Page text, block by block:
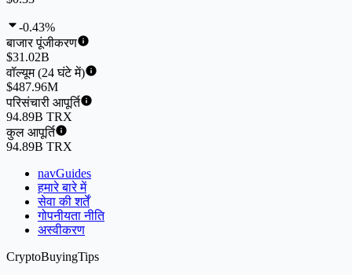
-0.43%
बाजार पूंजीकरण
$31.02B
वॉल्यूम (24 घंटे में)
$487.96M
परिसंचारी आपूर्ति
94.89B TRX
कुल आपूर्ति
94.89B TRX
navGuides
हमारे बारे में
सेवा की शर्तें
गोपनीयता नीति
अस्वीकरण
CryptoBuyingTips